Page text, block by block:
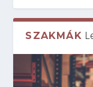
SZAKMÁK